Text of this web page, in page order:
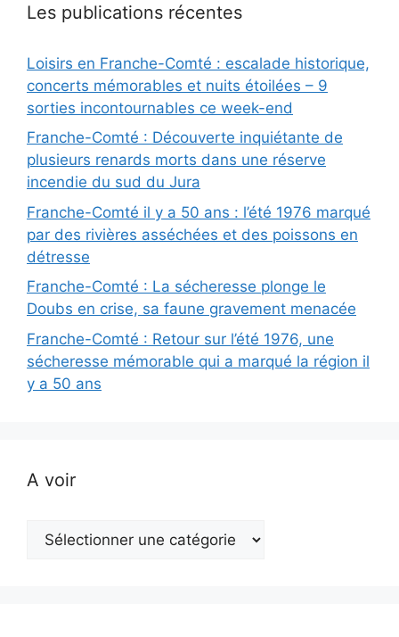
Les publications récentes
Loisirs en Franche-Comté : escalade historique,
concerts mémorables et nuits étoilées – 9
sorties incontournables ce week-end
Franche-Comté : Découverte inquiétante de
plusieurs renards morts dans une réserve
incendie du sud du Jura
Franche-Comté il y a 50 ans : l’été 1976 marqué
par des rivières asséchées et des poissons en
détresse
Franche-Comté : La sécheresse plonge le
Doubs en crise, sa faune gravement menacée
Franche-Comté : Retour sur l’été 1976, une
sécheresse mémorable qui a marqué la région il
y a 50 ans
A voir
voir